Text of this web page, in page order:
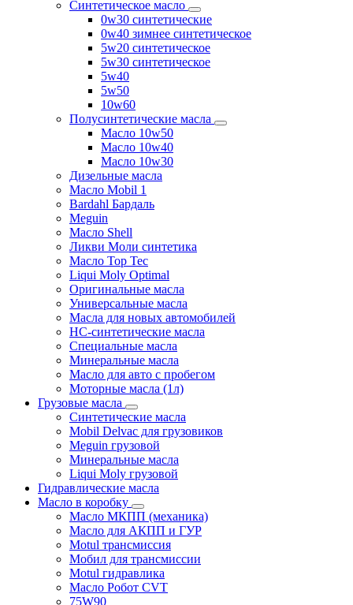
Синтетическое масло
0w30 синтетические
0w40 зимнее синтетическое
5w20 синтетическое
5w30 синтетическое
5w40
5w50
10w60
Полусинтетические масла
Масло 10w50
Масло 10w40
Масло 10w30
Дизельные масла
Масло Mobil 1
Bardahl Бардаль
Meguin
Масло Shell
Ликви Моли синтетика
Масло Top Tec
Liqui Moly Optimal
Оригинальные масла
Универсальные масла
Масла для новых автомобилей
HC-синтетические масла
Специальные масла
Минеральные масла
Масло для авто с пробегом
Моторные масла (1л)
Грузовые масла
Синтетические масла
Mobil Delvac для грузовиков
Meguin грузовой
Минеральные масла
Liqui Moly грузовой
Гидравлические масла
Масло в коробку
Масло МКПП (механика)
Масло для АКПП и ГУР
Motul трансмиссия
Мобил для трансмиссии
Motul гидравлика
Масло Робот CVT
75W90